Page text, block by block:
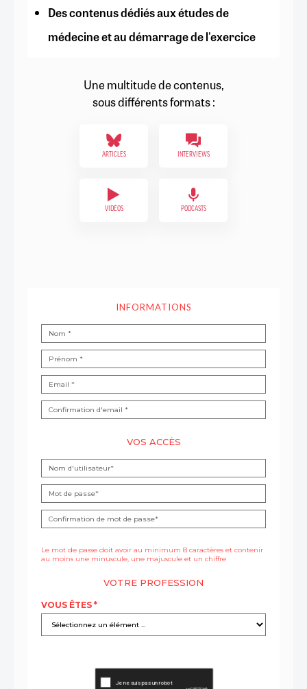
Des contenus dédiés aux études de
médecine et au démarrage de l'exercice
Une multitude de contenus,
sous différents formats :
ARTICLES INTERVIEWS
VIDÉOS PODCASTS